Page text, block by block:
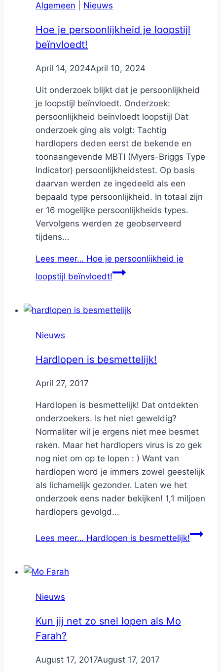
Algemeen Nieuws
Hoe je persoonlijkheid je loopstijl
beïnvloedt!
ByNicole
April 14, 2024April 10, 2024
Uit onderzoek blijkt dat je persoonlijkheid
je loopstijl beïnvloedt. Onderzoek:
persoonlijkheid beïnvloedt loopstijl Dat
onderzoek ging als volgt: Tachtig
hardlopers deden eerst de bekende en
toonaangevende MBTI (Myers-Briggs Type
Indicator) persoonlijkheidstest. Op basis
daarvan werden ze ingedeeld als een
bepaald type persoonlijkheid. In totaal zijn
er 16 mogelijke persoonlijkheids types.
Vervolgens werden ze geobserveerd
tijdens...
Lees meer… Hoe je persoonlijkheid je
loopstijl beïnvloedt!
Nieuws
Hardlopen is besmettelijk!
ByNicole
April 27, 2017
Hardlopen is besmettelijk! Dat ontdekten
onderzoekers. Is het niet geweldig?
Normaliter wil je ergens niet mee besmet
raken. Maar het hardlopers virus is zo gek
nog niet om op te lopen : ) Want van
hardlopen word je immers zowel geestelijk
als lichamelijk gezonder. Laten we het
onderzoek eens nader bekijken! 1,1 miljoen
hardlopers gevolgd...
Lees meer… Hardlopen is besmettelijk!
Nieuws
Kun jij net zo snel lopen als Mo
Farah?
ByNicole
August 17, 2017August 17, 2017